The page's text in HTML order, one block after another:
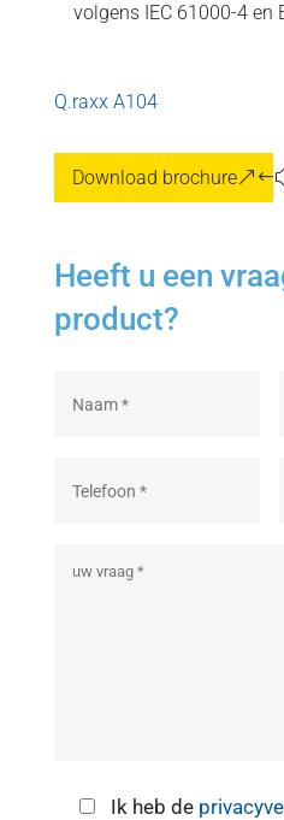
volgens IEC 61000-4 en
Q.raxx A104
Download brochure
Heeft u een
product?
Ik heb de